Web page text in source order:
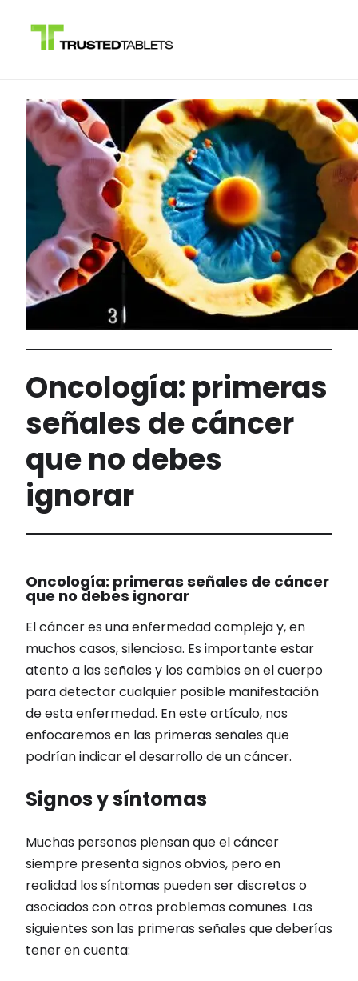
Saltar
contenido
Oncología: primeras
señales de cáncer
que no debes
ignorar
Oncología: primeras señales de cáncer
que no debes ignorar
El cáncer es una enfermedad compleja y, en
muchos casos, silenciosa. Es importante estar
atento a las señales y los cambios en el cuerpo
para detectar cualquier posible manifestación
de esta enfermedad. En este artículo, nos
enfocaremos en las primeras señales que
podrían indicar el desarrollo de un cáncer.
Signos y síntomas
Muchas personas piensan que el cáncer
siempre presenta signos obvios, pero en
realidad los síntomas pueden ser discretos o
asociados con otros problemas comunes. Las
siguientes son las primeras señales que deberías
tener en cuenta: